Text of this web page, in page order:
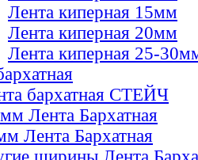
Лента киперная 15мм
Лента киперная 20мм
Лента киперная 25-
бархатная СТЕЙЧ
Лента Бархатная
Лента Бархатная